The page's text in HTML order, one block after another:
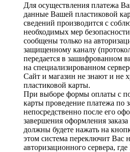
Для осуществления платежа
данные Вашей пластиковой
сведений производится с
необходимых мер
сообщены только на
защищенному каналу
передается в зашифрованном
на специализированном
Сайт и магазин не знают и не
пластиковой карты.
При выборе формы оплаты с
карты проведение платежа по
непосредственно после его
завершения оформления
должны будете нажать на
этом система переключит Вас
авторизационного сервера,